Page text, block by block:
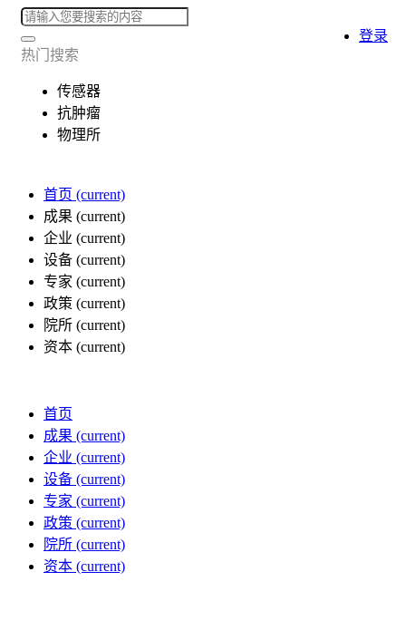
热门搜索
传感器
抗肿瘤
物理所
首页 (current)
成果 (current)
企业 (current)
设备 (current)
专家 (current)
政策 (current)
院所 (current)
资本 (current)
登录
首页
成果 (current)
企业 (current)
设备 (current)
专家 (current)
政策 (current)
院所 (current)
资本 (current)